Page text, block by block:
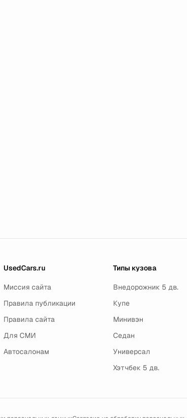
UsedCars.ru
Миссия сайта
Правила публикации
Правила сайта
Для СМИ
Автосалонам
Типы кузова
Внедорожник 5 дв.
Купе
Минивэн
Седан
Универсал
Хэтчбек 5 дв.